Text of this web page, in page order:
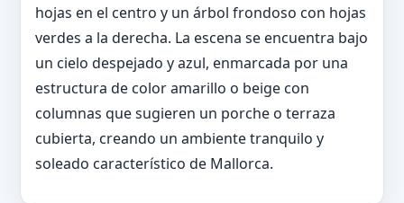
hojas en el centro y un árbol frondoso con hojas
verdes a la derecha. La escena se encuentra bajo
un cielo despejado y azul, enmarcada por una
estructura de color amarillo o beige con
columnas que sugieren un porche o terraza
cubierta, creando un ambiente tranquilo y
soleado característico de Mallorca.